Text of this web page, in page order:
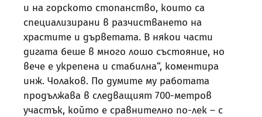
и на горското стопанство, които са
специализирани в разчистването на
храстите и дърветата. В някои части
дигата беше в много лошо състояние, но
вече е укрепена и стабилна“, коментира
инж. Чолаков. По думите му работата
продължава в следващият 700-метров
участък, който е сравнително по-лек – с